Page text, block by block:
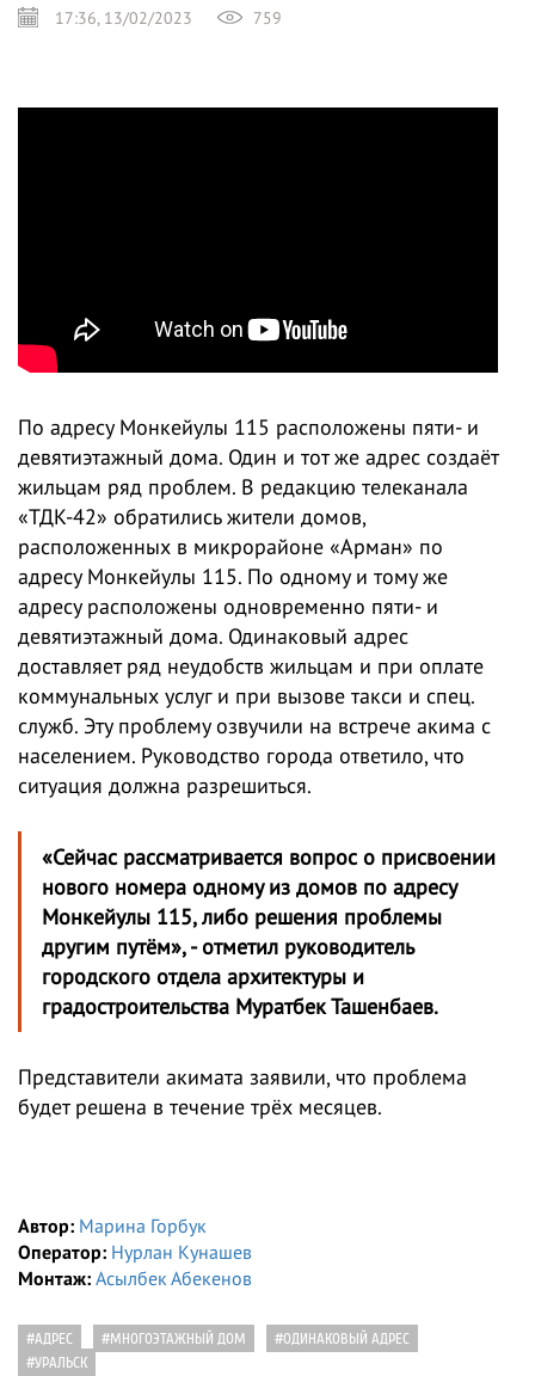
17:36, 13/02/2023 759
По адресу Монкейулы 115 расположены пяти- и
девятиэтажный дома. Один и тот же адрес создаёт
жильцам ряд проблем. В редакцию телеканала
«ТДК-42» обратились жители домов,
расположенных в микрорайоне «Арман» по
адресу Монкейулы 115. По одному и тому же
адресу расположены одновременно пяти- и
девятиэтажный дома. Одинаковый адрес
доставляет ряд неудобств жильцам и при оплате
коммунальных услуг и при вызове такси и спец.
служб. Эту проблему озвучили на встрече акима с
населением. Руководство города ответило, что
ситуация должна разрешиться.
«Сейчас рассматривается вопрос о присвоении
нового номера одному из домов по адресу
Монкейулы 115, либо решения проблемы
другим путём», - отметил руководитель
городского отдела архитектуры и
градостроительства Муратбек Ташенбаев.
Представители акимата заявили, что проблема
будет решена в течение трёх месяцев.
Автор: Марина Горбук
Оператор: Нурлан Кунашев
Монтаж: Асылбек Абекенов
#АДРЕС #МНОГОЭТАЖНЫЙ ДОМ
#ОДИНАКОВЫЙ АДРЕС
#УРАЛЬСК